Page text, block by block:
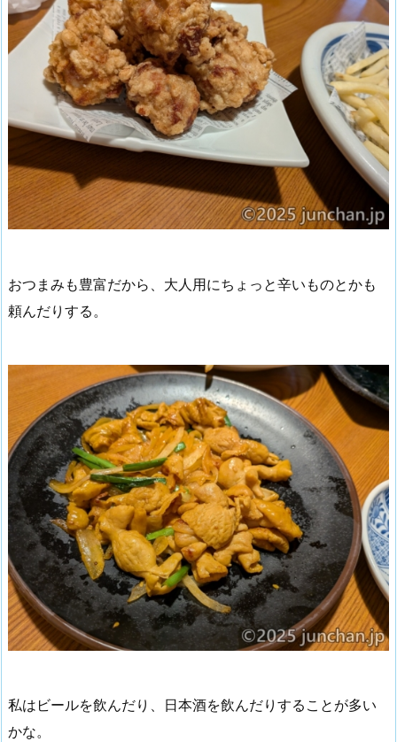
おつまみも豊富だから、大人用にちょっと辛いものとかも
頼んだりする。
私はビールを飲んだり、日本酒を飲んだりすることが多い
かな。